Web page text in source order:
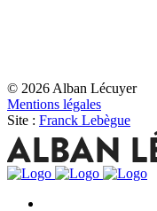
© 2026 Alban Lécuyer
Mentions légales
Site : Franck Lebègue